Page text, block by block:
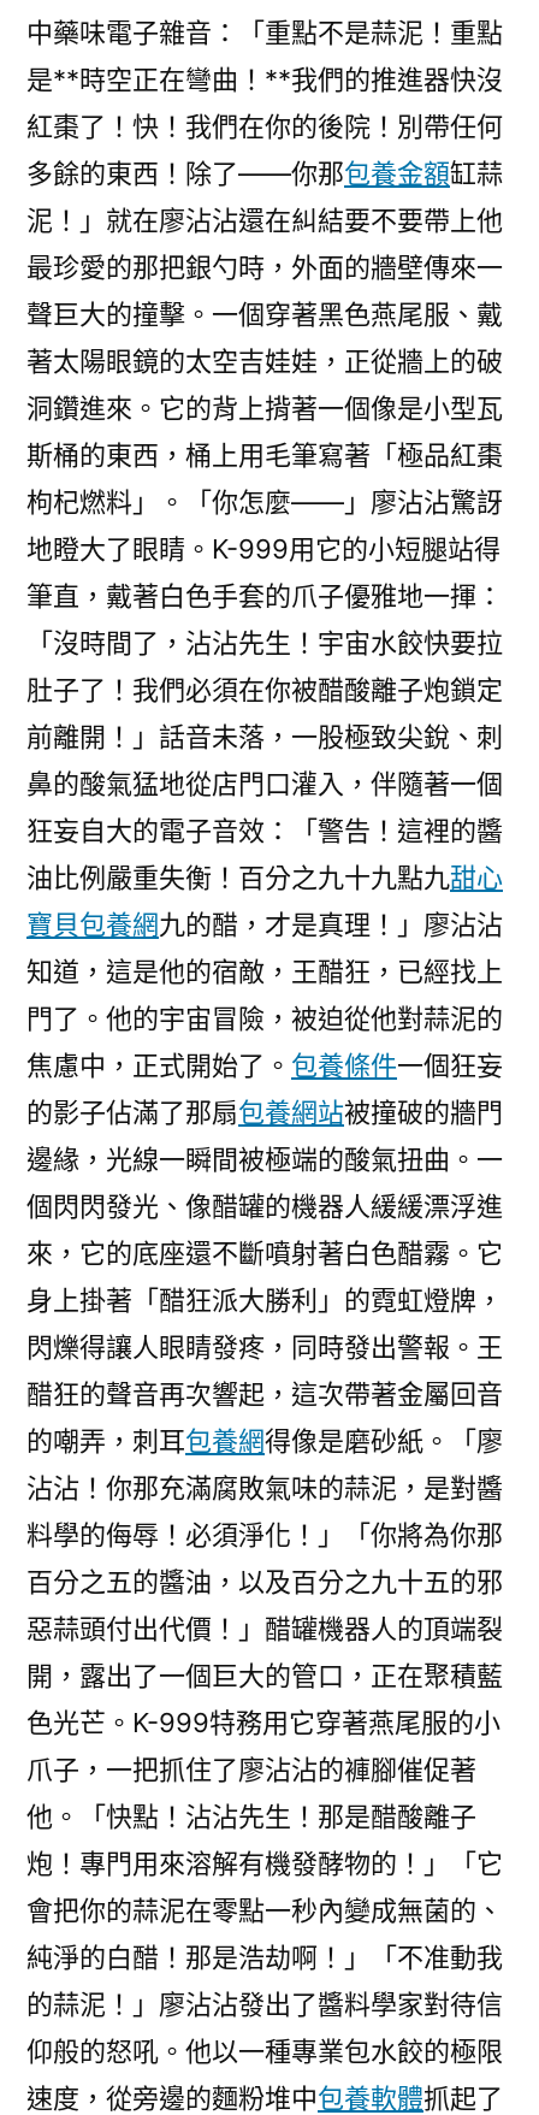
中藥味電子雜音：「重點不是蒜泥！重點
是**時空正在彎曲！**我們的推進器快沒
紅棗了！快！我們在你的後院！別帶任何
多餘的東西！除了——你那包養金額缸蒜
泥！」就在廖沾沾還在糾結要不要帶上他
最珍愛的那把銀勺時，外面的牆壁傳來一
聲巨大的撞擊。一個穿著黑色燕尾服、戴
著太陽眼鏡的太空吉娃娃，正從牆上的破
洞鑽進來。它的背上揹著一個像是小型瓦
斯桶的東西，桶上用毛筆寫著「極品紅棗
枸杞燃料」。「你怎麼——」廖沾沾驚訝
地瞪大了眼睛。K-999用它的小短腿站得
筆直，戴著白色手套的爪子優雅地一揮：
「沒時間了，沾沾先生！宇宙水餃快要拉
肚子了！我們必須在你被醋酸離子炮鎖定
前離開！」話音未落，一股極致尖銳、刺
鼻的酸氣猛地從店門口灌入，伴隨著一個
狂妄自大的電子音效：「警告！這裡的醬
油比例嚴重失衡！百分之九十九點九甜心
寶貝包養網九的醋，才是真理！」廖沾沾
知道，這是他的宿敵，王醋狂，已經找上
門了。他的宇宙冒險，被迫從他對蒜泥的
焦慮中，正式開始了。 包養條件一個狂妄
的影子佔滿了那扇包養網站被撞破的牆門
邊緣，光線一瞬間被極端的酸氣扭曲。一
個閃閃發光、像醋罐的機器人緩緩漂浮進
來，它的底座還不斷噴射著白色醋霧。它
身上掛著「醋狂派大勝利」的霓虹燈牌，
閃爍得讓人眼睛發疼，同時發出警報。王
醋狂的聲音再次響起，這次帶著金屬回音
的嘲弄，刺耳包養網得像是磨砂紙。「廖
沾沾！你那充滿腐敗氣味的蒜泥，是對醬
料學的侮辱！必須淨化！」「你將為你那
百分之五的醬油，以及百分之九十五的邪
惡蒜頭付出代價！」醋罐機器人的頂端裂
開，露出了一個巨大的管口，正在聚積藍
色光芒。K-999特務用它穿著燕尾服的小
爪子，一把抓住了廖沾沾的褲腳催促著
他。「快點！沾沾先生！那是醋酸離子
炮！專門用來溶解有機發酵物的！」「它
會把你的蒜泥在零點一秒內變成無菌的、
純淨的白醋！那是浩劫啊！」「不准動我
的蒜泥！」廖沾沾發出了醬料學家對待信
仰般的怒吼。他以一種專業包水餃的極限
速度，從旁邊的麵粉堆中包養軟體抓起了